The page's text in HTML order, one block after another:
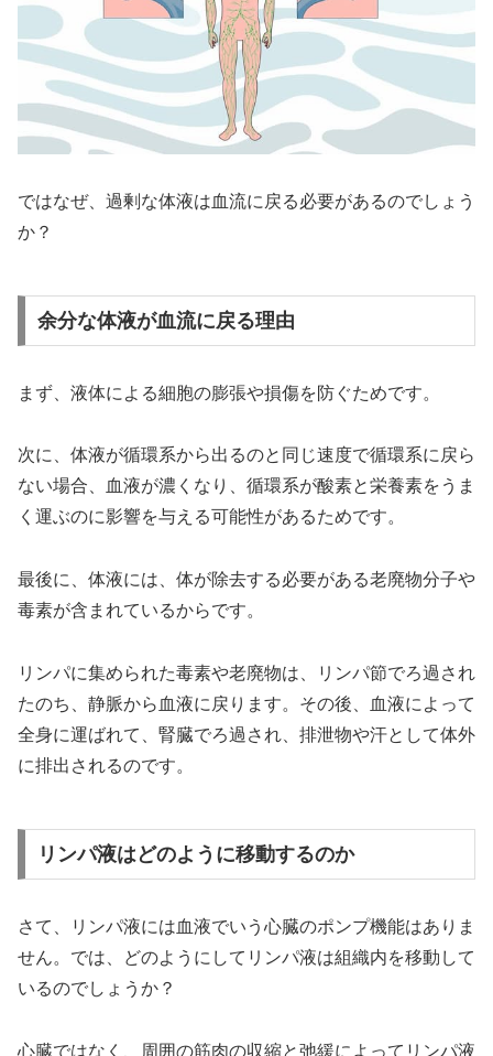
ではなぜ、過剰な体液は血流に戻る必要があるのでしょう
か？
余分な体液が血流に戻る理由
まず、液体による細胞の膨張や損傷を防ぐためです。
次に、体液が循環系から出るのと同じ速度で循環系に戻ら
ない場合、血液が濃くなり、循環系が酸素と栄養素をうま
く運ぶのに影響を与える可能性があるためです。
最後に、体液には、体が除去する必要がある老廃物分子や
毒素が含まれているからです。
リンパに集められた毒素や老廃物は、リンパ節でろ過され
たのち、静脈から血液に戻ります。その後、血液によって
全身に運ばれて、腎臓でろ過され、排泄物や汗として体外
に排出されるのです。
リンパ液はどのように移動するのか
さて、リンパ液には血液でいう心臓のポンプ機能はありま
せん。では、どのようにしてリンパ液は組織内を移動して
いるのでしょうか？
心臓ではなく、周囲の筋肉の収縮と弛緩によってリンパ液